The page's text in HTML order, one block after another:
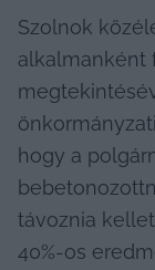
Szolnok
alkalmanként
hogy a
távoznia
40%-os